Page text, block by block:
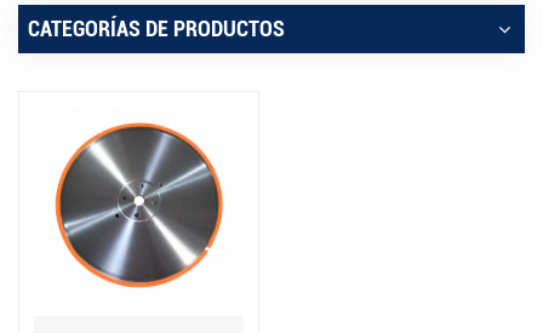
Español
CATEGORÍAS DE PRODUCTOS